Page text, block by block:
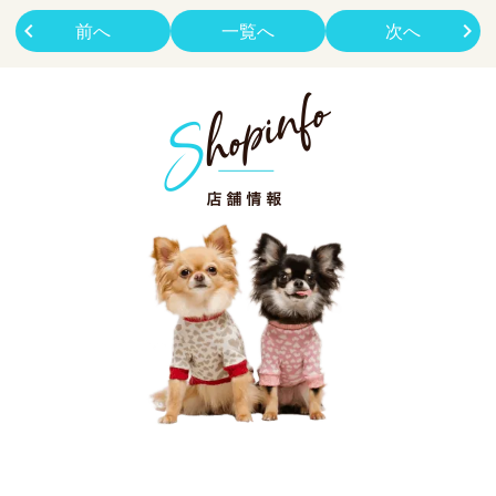
前へ 次へ
一覧へ